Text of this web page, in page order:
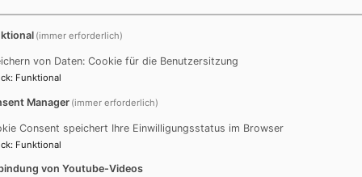
in unserer Region
in der Region
von:
(immer erforderlich)
von Daten: Cookie für die Benutzersitzung
: Funktional
Manager (immer erforderlich)
Consent speichert Ihre Einwilligungsstatus im Browser
: Funktional
von Youtube-Videos